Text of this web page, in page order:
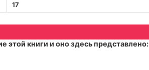
17
книги и оно здесь представлено: